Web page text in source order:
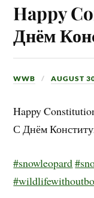
Happy
Днём
WWB AUGUST
Happy
С Днём
#snowleopard